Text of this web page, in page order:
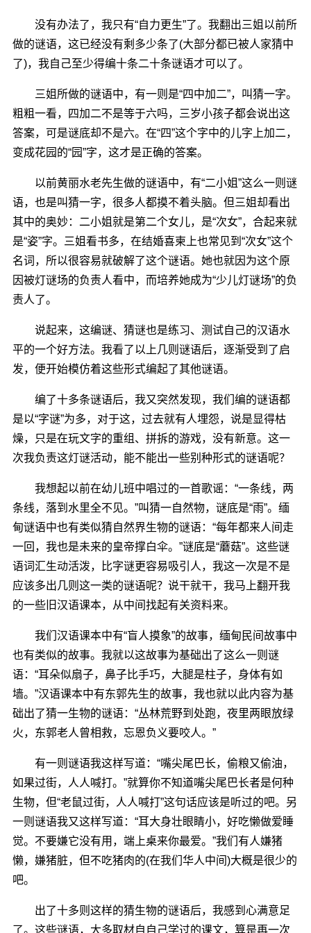
没有办法了，我只有“自力更生”了。我翻出三姐以前所
做的谜语，这已经没有剩多少条了(大部分都已被人家猜中
了)，我自己至少得编十条二十条谜语才可以了。
三姐所做的谜语中，有一则是“四中加二”，叫猜一字。
粗粗一看，四加二不是等于六吗，三岁小孩子都会说出这
答案，可是谜底却不是六。在“四”这个字中的儿字上加二，
变成花园的“园”字，这才是正确的答案。
以前黄丽水老先生做的谜语中，有“二小姐”这么一则谜
语，也是叫猜一字，很多人都摸不着头脑。但三姐却看出
其中的奥妙：二小姐就是第二个女儿，是“次女”，合起来就
是“姿”字。三姐看书多，在结婚喜柬上也常见到“次女”这个
名词，所以很容易就破解了这个谜语。她也就因为这个原
因被灯谜场的负责人看中，而培养她成为“少儿灯谜场”的负
责人了。
说起来，这编谜、猜谜也是练习、测试自己的汉语水
平的一个好方法。我看了以上几则谜语后，逐渐受到了启
发，便开始模仿着这些形式编起了其他谜语。
编了十多条谜语后，我又突然发现，我们编的谜语都
是以“字谜”为多，对于这，过去就有人埋怨，说是显得枯
燥，只是在玩文字的重组、拼拆的游戏，没有新意。这一
次我负责这灯谜活动，能不能出一些别种形式的谜语呢？
我想起以前在幼儿班中唱过的一首歌谣：“一条线，两
条线，落到水里全不见。”叫猜一自然物，谜底是“雨”。缅
甸谜语中也有类似猜自然界生物的谜语：“每年都来人间走
一回，我也是未来的皇帝撑白伞。”谜底是“蘑菇”。这些谜
语词汇生动活泼，比字谜更容易吸引人，我这一次是不是
应该多出几则这一类的谜语呢？说干就干，我马上翻开我
的一些旧汉语课本，从中间找起有关资料来。
我们汉语课本中有“盲人摸象”的故事，缅甸民间故事中
也有类似的故事。我就以这故事为基础出了这么一则谜
语：“耳朵似扇子，鼻子比手巧，大腿是柱子，身体有如
墙。”汉语课本中有东郭先生的故事，我也就以此内容为基
础出了猜一生物的谜语：“丛林荒野到处跑，夜里两眼放绿
火，东郭老人曾相救，忘恩负义要咬人。”
有一则谜语我这样写道：“嘴尖尾巴长，偷粮又偷油，
如果过街，人人喊打。”就算你不知道嘴尖尾巴长者是何种
生物，但“老鼠过街，人人喊打”这句话应该是听过的吧。另
一则谜语我又这样写道：“耳大身壮眼睛小，好吃懒做爱睡
觉。不要嫌它没有用，端上桌来你最爱。”我们有人嫌猪
懒，嫌猪脏，但不吃猪肉的(在我们华人中间)大概是很少的
吧。
出了十多则这样的猜生物的谜语后，我感到心满意足
了。这些谜语，大多取材自自己学过的课文，算是再一次